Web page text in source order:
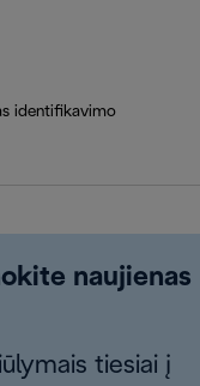
identifikavimo
naujienas
tiesiai į